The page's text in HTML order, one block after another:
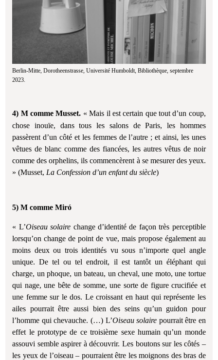
Berlin-Mitte, Dorotheenstrasse, Université Humboldt, Bibliothèque, septembre
2023.
4) M comme Musset. « Mais il est certain que tout d’un coup,
chose inouïe, dans tous les salons de Paris, les hommes
passèrent d’un côté et les femmes de l’autre ; et ainsi, les unes
vêtues de blanc comme des fiancées, les autres vêtus de noir
comme des orphelins, ils commencèrent à se mesurer des yeux.
» (Musset, La Confession d’un enfant du siècle)
5) M comme Miró
« L’Oiseau solaire change d’identité de façon très perceptible
lorsqu’on change de point de vue, mais propose également au
moins deux ou trois identités vu sous n’importe quel angle
unique. De tel ou tel endroit, il est tantôt un éléphant qui
charge, un phoque, un bateau, un cheval, une moto, une tortue
qui nage, une bête de somme, une sorte de figure crucifiée et
une femme sur le dos. Le croissant en haut qui représente les
ailes pourrait être aussi bien des seins qu’un guidon pour
l’homme qui chevauche. (…) L’Oiseau solaire pourrait être en
effet le prototype de ce troisième sexe humain qu’un monde
assouvi semble aspirer à découvrir. Les boutons sur les côtés –
les yeux de l’oiseau – pourraient être les moignons des bras de